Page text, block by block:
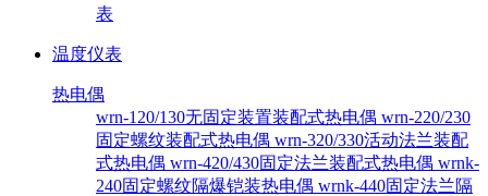
表
温度仪表
热电偶
wrn-120/130无固定装置装配式热电偶 wrn-220/230
固定螺纹装配式热电偶 wrn-320/330活动法兰装配
式热电偶 wrn-420/430固定法兰装配式热电偶 wrnk-
240固定螺纹隔爆铠装热电偶 wrnk-440固定法兰隔